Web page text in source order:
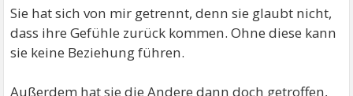
Sie hat sich von mir getrennt, denn sie glaubt nicht,
dass ihre Gefühle zurück kommen. Ohne diese kann
sie keine Beziehung führen.
Außerdem hat sie die Andere dann doch getroffen,